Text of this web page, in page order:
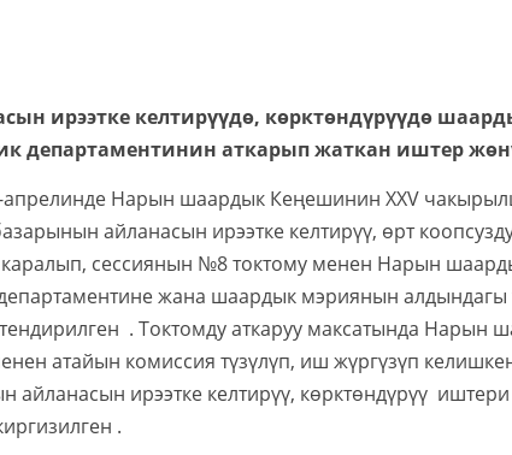
2013-жыл
ирээтке келтирүүдө, көрктөндүрүүдө
департаментинин аткарып жаткан иштер
Нарын шаардык Кеңешинин XXV
айланасын ирээтке келтирүү, өрт
каралып, сессиянын №8 токтому менен Нарын
жана шаардык мэриянын алдындагы
. Токтомду аткаруу максатында Нарын
атайын комиссия түзүлүп, иш жүргүзүп
айланасын ирээтке келтирүү, көрктөндүрүү
.